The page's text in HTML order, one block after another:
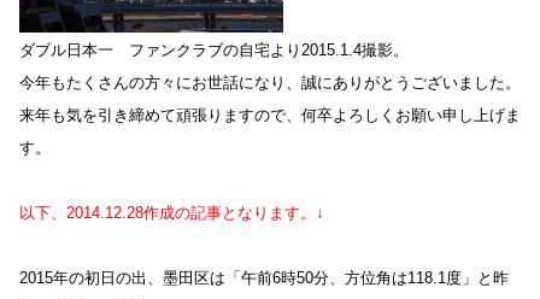
ダブル日本一 ファンクラブの自宅より2015.1.4撮影。
今年もたくさんの方々にお世話になり、誠にありがとうございました。
来年も気を引き締めて頑張りますので、何卒よろしくお願い申し上げま
す。
以下、2014.12.28作成の記事となります。↓
2015年の初日の出、墨田区は「午前6時50分、方位角は118.1度」と昨